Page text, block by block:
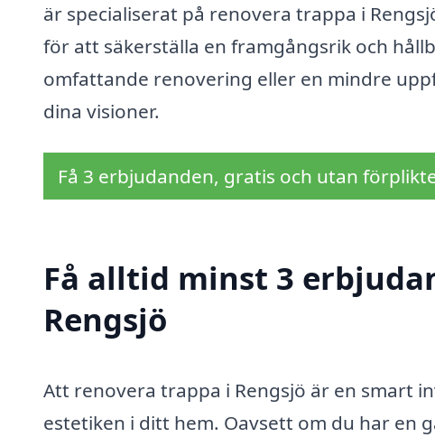
är specialiserat på renovera trappa i
för att säkerställa en framgångsrik och
omfattande renovering eller en mindre
dina visioner.
Få 3 erbjudanden, gratis och utan
Få alltid minst 3
Rengsjö
Att renovera trappa i Rengsjö är en smart
estetiken i ditt hem. Oavsett om du har en